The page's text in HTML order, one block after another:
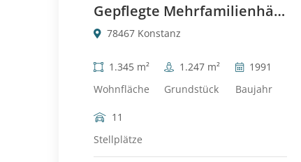
Gepflegte Mehrfamilienhäuser mit 15 Einheiten in begehrter, zentraler Lage von Konstanz-Wollmatingen
78467 Konstanz
1.345 m²
Wohnfläche
1.247 m²
Grundstück
1991
Baujahr
11
Stellplätze